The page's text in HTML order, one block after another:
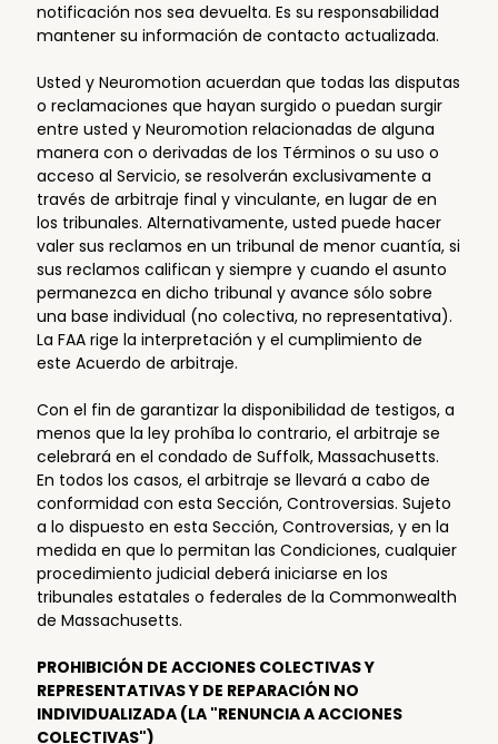
notificación nos sea devuelta. Es su responsabilidad
mantener su información de contacto actualizada.
Usted y Neuromotion acuerdan que todas las disputas
o reclamaciones que hayan surgido o puedan surgir
entre usted y Neuromotion relacionadas de alguna
manera con o derivadas de los Términos o su uso o
acceso al Servicio, se resolverán exclusivamente a
través de arbitraje final y vinculante, en lugar de en
los tribunales. Alternativamente, usted puede hacer
valer sus reclamos en un tribunal de menor cuantía, si
sus reclamos califican y siempre y cuando el asunto
permanezca en dicho tribunal y avance sólo sobre
una base individual (no colectiva, no representativa).
La FAA rige la interpretación y el cumplimiento de
este Acuerdo de arbitraje.
Con el fin de garantizar la disponibilidad de testigos, a
menos que la ley prohíba lo contrario, el arbitraje se
celebrará en el condado de Suffolk, Massachusetts.
En todos los casos, el arbitraje se llevará a cabo de
conformidad con esta Sección, Controversias. Sujeto
a lo dispuesto en esta Sección, Controversias, y en la
medida en que lo permitan las Condiciones, cualquier
procedimiento judicial deberá iniciarse en los
tribunales estatales o federales de la Commonwealth
de Massachusetts.
PROHIBICIÓN DE ACCIONES COLECTIVAS Y
REPRESENTATIVAS Y DE REPARACIÓN NO
INDIVIDUALIZADA (LA "RENUNCIA A ACCIONES
COLECTIVAS")